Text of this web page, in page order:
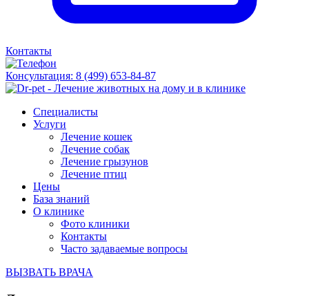
Контакты
Консультация: 8 (499) 653-84-87
Специалисты
Услуги
Лечение кошек
Лечение собак
Лечение грызунов
Лечение птиц
Цены
База знаний
О клинике
Фото клиники
Контакты
Часто задаваемые вопросы
ВЫЗВАТЬ ВРАЧА